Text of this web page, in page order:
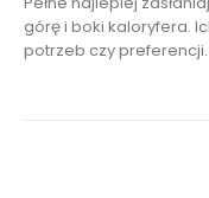
górę i boki kaloryfera.
potrzeb czy preferencji.